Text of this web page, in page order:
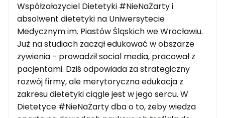
Współzałożyciel Dietetyki #NieNaŻarty i
absolwent dietetyki na Uniwersytecie
Medycznym im. Piastów Śląskich we Wrocławiu.
Już na studiach zaczął edukować w obszarze
żywienia - prowadził social media, pracował z
pacjentami. Dziś odpowiada za strategiczny
rozwój firmy, ale merytoryczna edukacja z
zakresu dietetyki ciągle jest w jego sercu. W
Dietetyce #NieNaŻarty dba o to, żeby wiedza